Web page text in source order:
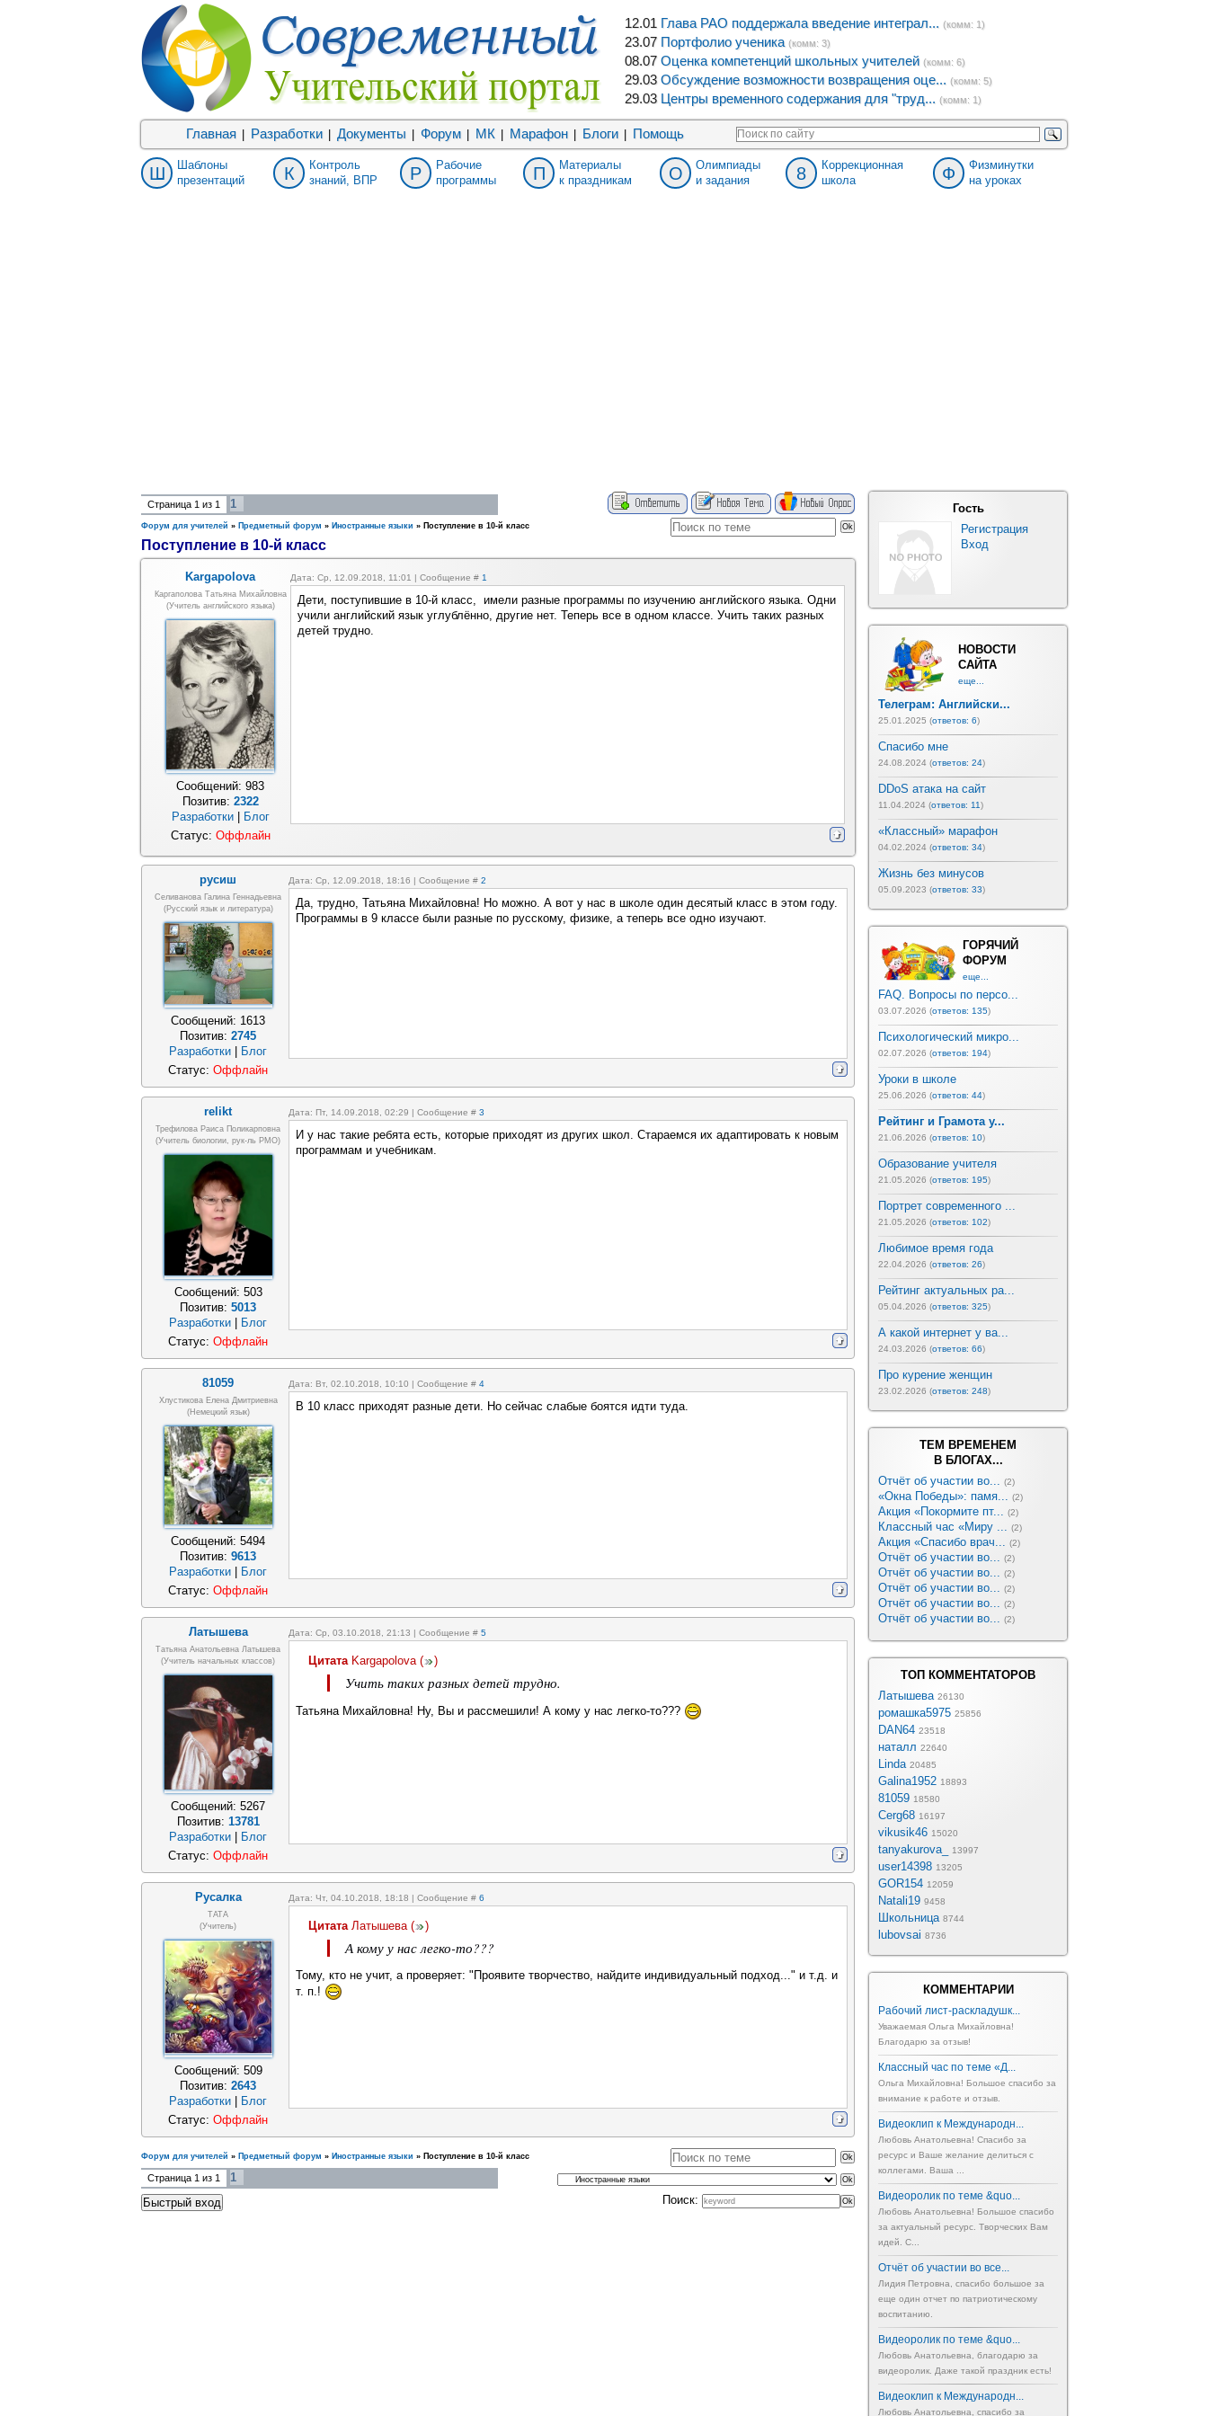
12.01 Глава РАО поддержала введение интеграл... (комм: 1)
23.07 Портфолио ученика (комм: 3)
08.07 Оценка компетенций школьных учителей (комм: 6)
29.03 Обсуждение возможности возвращения оце... (комм: 5)
29.03 Центры временного содержания для "труд... (комм: 1)
Главная Разработки Документы Форум МК Марафон Блоги Помощь
Ш
Шаблоны
презентаций
К
Контроль
знаний, ВПР
Р
Рабочие
программы
П
Материалы
к праздникам
О
Олимпиады
и задания
8
Коррекционная
школа
Ф
Физминутки
на уроках
Страница 1 из 1 1
Форум для учителей » Предметный форум » Иностранные языки » Поступление в 10-й класс
Поступление в 10-й класс
Kargapolova Дата: Ср, 12.09.2018, 11:01 | Сообщение # 1
Каргаполова Татьяна Михайловна
(учитель английского языка)
Сообщений: 983
Позитив: 2322
Разработки| Блог
Дети, поступившие в 10-й класс, имели разные программы по изучению английского языка. Одни
учили английский язык углублённо, другие нет. Теперь все в одном классе. Учить таких разных
детей трудно.
Статус: Оффлайн
русиш Дата: Ср, 12.09.2018, 18:16 | Сообщение # 2
Селиванова Галина Геннадьевна
(русский язык и литература)
Сообщений: 1613
Позитив: 2745
Разработки
Блог
Да, трудно, Татьяна Михайловна! Но можно. А вот у нас в школе один десятый класс в этом году.
Программы в 9 классе были разные по русскому, физике, а теперь все одно изучают.
Статус: Оффлайн
relikt Дата: Пт, 14.09.2018, 02:29 | Сообщение # 3
Трефилова Раиса Поликарповна
(Учитель биологии, рук-ль РМО)
Сообщений: 503
Позитив: 5013
Разработки | Блог
И у нас такие ребята есть, которые приходят из других школ. Стараемся их адаптировать к новым
программам и учебникам.
Статус: Оффлайн
81059 Дата: Вт, 02.10.2018, 10:10 | Сообщение # 4
Хлустикова Елена Дмитриевна
(немецкий язык)
Сообщений: 5494
Позитив: 9613
Разработки
Блог
В 10 класс приходят разные дети. Но сейчас слабые боятся идти туда.
Статус: Оффлайн
Латышева Дата: Ср, 03.10.2018, 21:13 | Сообщение # 5
Татьяна Анатольевна Латышева
(учитель начальных классов)
Сообщений: 5267
Позитив: 13781
Разработки
Блог
Цитата Kargapolova( )
Учить таких разных детей трудно.
Татьяна Михайловна! Ну, Вы и рассмешили! А кому у нас легко-то???
Статус: Оффлайн
Русалка Дата: Чт, 04.10.2018, 18:18 | Сообщение # 6
ТАТА
(Учитель)
Сообщений: 509
Позитив: 2643
Разработки | Блог
Цитата Латышева( )
А кому у нас легко-то???
Тому, кто не учит, а проверяет: "Проявите творчество, найдите индивидуальный подход..." и т.д. и
т. п.!
Статус: Оффлайн
Форум для учителей » Предметный форум » Иностранные языки » Поступление в 10-й класс
Страница 1 из 1
1
Поиск:
Гость
Регистрация
Вход
НОВОСТИ
САЙТА
еще...
Телеграм: Английски...
25.01.2025 (ответов: 6)
Спасибо мне
24.08.2024 (ответов: 24)
DDoS атака на сайт
11.04.2024 (ответов: 11)
«Классный» марафон
04.02.2024 (ответов: 34)
Жизнь без минусов
05.09.2023 (ответов: 33)
ГОРЯЧИЙ
ФОРУМ
еще...
FAQ. Вопросы по персо...
03.07.2026 (ответов: 135)
Психологический микро...
02.07.2026 (ответов: 194)
Уроки в школе
25.06.2026 (ответов: 44)
Рейтинг и Грамота у...
21.06.2026 (ответов: 10)
Образование учителя
21.05.2026 (ответов: 195)
Портрет современного ...
21.05.2026 (ответов: 102)
Любимое время года
22.04.2026 (ответов: 26)
Рейтинг актуальных ра...
05.04.2026 (ответов: 325)
А какой интернет у ва...
24.03.2026 (ответов: 66)
Про курение женщин
23.02.2026 (ответов: 248)
ТЕМ ВРЕМЕНЕМ
В БЛОГАХ...
Отчёт об участии во... (2)
«Окна Победы»: памя... (2)
Акция «Покормите пт... (2)
Классный час «Миру ... (2)
Акция «Спасибо врач... (2)
Отчёт об участии во... (2)
Отчёт об участии во... (2)
Отчёт об участии во... (2)
Отчёт об участии во... (2)
Отчёт об участии во... (2)
ТОП КОММЕНТАТОРОВ
Латышева 26130
ромашка5975 25856
DAN64 23518
наталл 22640
Linda 20485
Galina1952 18893
81059 18580
Cerg68 16197
vikusik46 15020
tanyakurova_ 13997
user14398 13205
GOR154 12059
Natali19 9458
Школьница 8744
lubovsai 8736
КОММЕНТАРИИ
Рабочий лист-раскладушк...
Уважаемая Ольга Михайловна!
Благодарю за отзыв!
Классный час по теме «Д...
Ольга Михайловна! Большое спасибо за
внимание к работе и отзыв.
Видеоклип к Международн...
Любовь Анатольевна! Спасибо за
ресурс и Ваше желание делиться с
коллегами. Ваша ...
Видеоролик по теме &quo...
Любовь Анатольевна! Большое спасибо
за актуальный ресурс. Творческих Вам
идей. С...
Отчёт об участии во все...
Лидия Петровна, спасибо большое за
еще один отчет по патриотическому
воспитанию.
Видеоролик по теме &quo...
Любовь Анатольевна, благодарю за
видеоролик. Даже такой праздник есть!
Видеоклип к Международн...
Любовь Анатольевна, спасибо за